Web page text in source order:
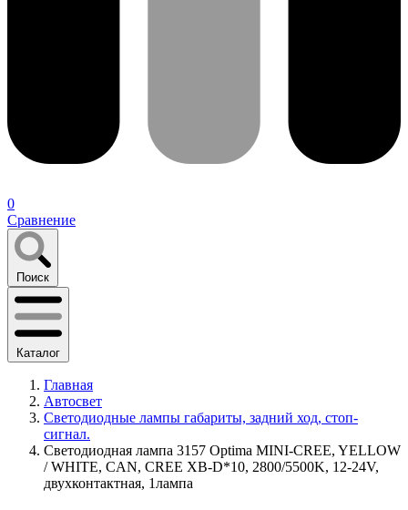
0
Сравнение
Поиск
Каталог
Главная
Автосвет
Светодиодные лампы габариты, задний ход, стоп-
сигнал.
Светодиодная лампа 3157 Optima MINI-CREE, YELLOW
/ WHITE, CAN, CREE XB-D*10, 2800/5500K, 12-24V,
двухконтактная, 1лампа